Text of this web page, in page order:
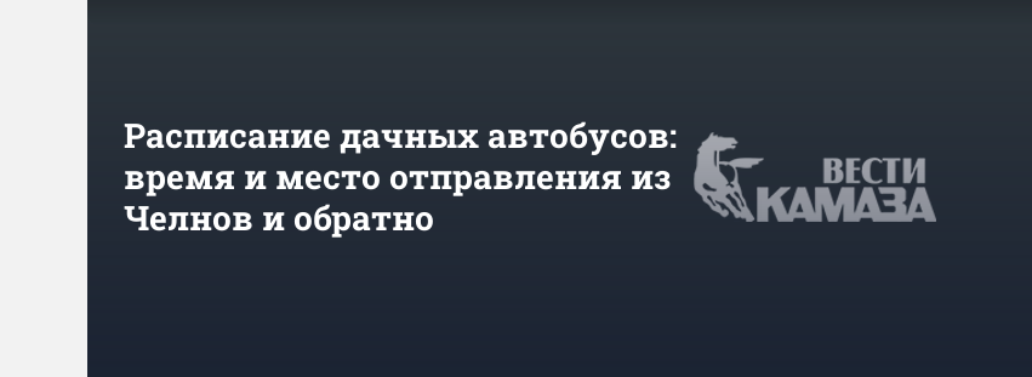
Расписание дачных автобусов:
время и место отправления из
Челнов и обратно